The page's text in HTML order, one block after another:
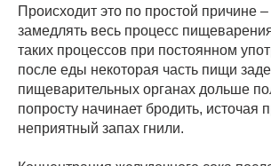
Происходит это по простой причине
замедлять весь процесс
таких процессов при постоянном
после еды некоторая часть пищи
пищеварительных органах дольше
попросту начинает бродить, источая
неприятный запах гнили.